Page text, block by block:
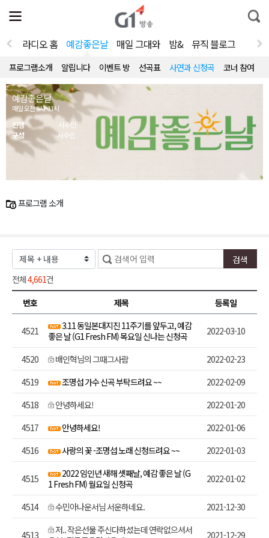
전
체
뉴
열
통
합
라디오 홈 예감좋은날 매일 그대와 밤& 뮤직 블로그
프로그램소개 알립니다 이벤트 방 선곡표 사연과 신청곡 코너 참여
예감좋은날
매일 오전 9시~11시
진행
서수민
구성
서수민
프로그램 소개
전체4,661건
번호
제목 등록일
4521
3.11 동일본대지진 11주기를 앞두고, 예감
좋은 날 (G1 Fresh FM) 목요일 신나는 신청곡
2022-03-10
4520 배인혁님의 그때그사람
2022-02-23
4519
조명섭 가수 신곡 부탁드려요 ~~
2022-02-09
4518
안녕하세요!
2022-01-20
4517
안녕하세요!
2022-01-06
4516
사랑의 꽃 -조명섭 노래 신청드려요 ~~ 2022-01-03
4515
2022 임인년 새해 셋째날, 예감 좋은 날 (G
1 Fresh FM) 월요일 신청곡
2022-01-02
4514 수민아나운서님 서운하네요. 2021-12-30
4513 2021-12-29